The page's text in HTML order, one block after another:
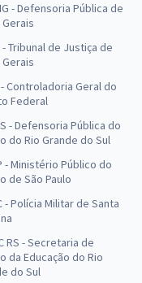
- Defensoria Pública de
- Tribunal de Justiça de
- Controladoria Geral do
Federal
- Defensoria Pública do
do Rio Grande do Sul
- Ministério Público do
de São Paulo
- Polícia Militar de Santa
RS - Secretaria de
da Educação do Rio
do Sul